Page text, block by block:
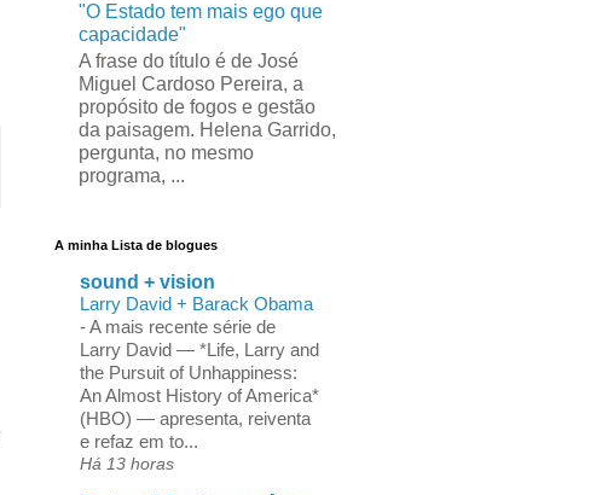
"O Estado tem mais ego que
capacidade"
A frase do título é de José
Miguel Cardoso Pereira, a
propósito de fogos e gestão
da paisagem. Helena Garrido,
pergunta, no mesmo
programa, ...
A minha Lista de blogues
sound + vision
Larry David + Barack Obama
-A mais recente série de
Larry David — *Life, Larry and
the Pursuit of Unhappiness:
An Almost History of America*
(HBO) — apresenta, reiventa
e refaz em to...
Há 13 horas